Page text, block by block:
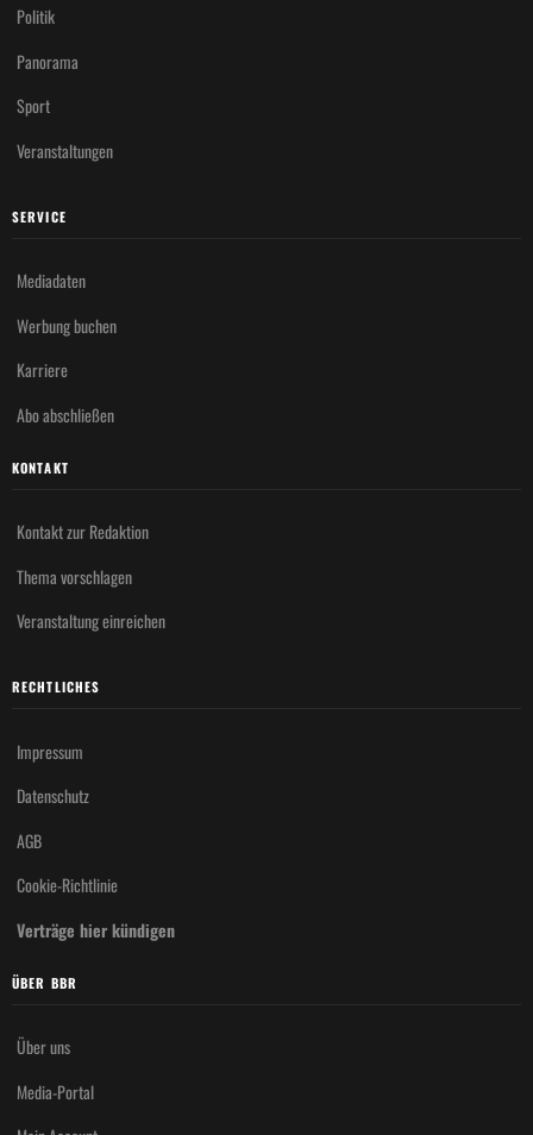
Politik
Panorama
Sport
Veranstaltungen
SERVICE
Mediadaten
Werbung buchen
Karriere
Abo abschließen
KONTAKT
Kontakt zur Redaktion
Thema vorschlagen
Veranstaltung einreichen
RECHTLICHES
Impressum
Datenschutz
AGB
Cookie-Richtlinie
Verträge hier kündigen
ÜBER BBR
Über uns
Media-Portal